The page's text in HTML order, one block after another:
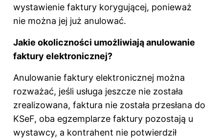
wystawienie faktury korygującej, ponieważ
nie można jej już anulować.
Jakie okoliczności umożliwiają anulowanie
faktury elektronicznej?
Anulowanie faktury elektronicznej można
rozważać, jeśli usługa jeszcze nie została
zrealizowana, faktura nie została przesłana do
KSeF, oba egzemplarze faktury pozostają u
wystawcy, a kontrahent nie potwierdził